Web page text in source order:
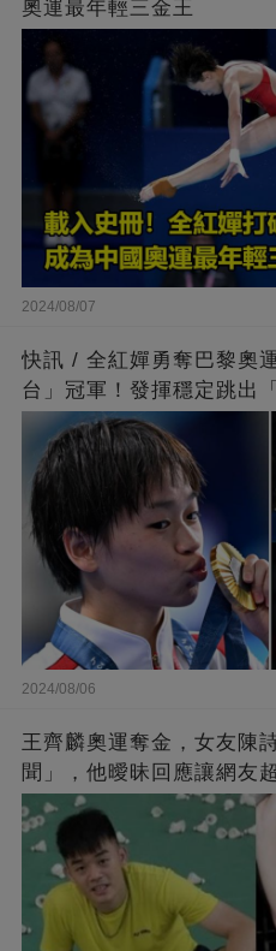
奧運最年輕三金王
2024/08/07
快訊 / 全紅嬋勇奪巴黎奧
台」冠軍！發揮穩定跳出
擊敗陳芋汐
2024/08/06
王齊麟奧運奪金，女友陳
聞」，他曖昧回應讓網友